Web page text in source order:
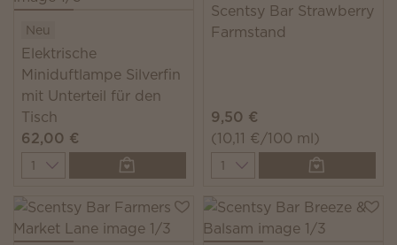
Neu
Elektrische
Miniduftlampe Silverfin
mit Unterteil für den
Tisch
62,00 €
Quantity
Scentsy Bar Strawberry
Farmstand
9,50 €
(10,11 €/100 ml)
Quantity